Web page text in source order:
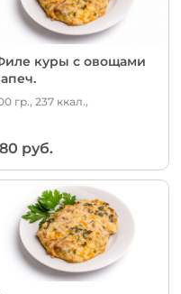
куры с овощами
гр., 237 ккал.,
руб.